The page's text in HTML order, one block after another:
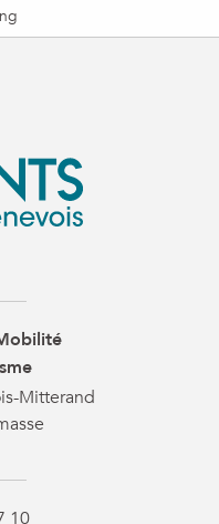
Mitterand
10